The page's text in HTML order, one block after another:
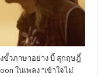
ขั้วภาษาอย่าง บี้ สุกฤษฎิ์
ในเพลง “เข้าใจไม่